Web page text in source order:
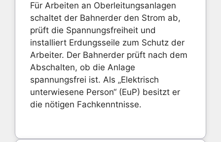
Für Arbeiten an Oberleitungsanlagen
schaltet der Bahnerder den Strom ab,
prüft die Spannungsfreiheit und
installiert Erdungsseile zum Schutz der
Arbeiter. Der Bahnerder prüft nach dem
Abschalten, ob die Anlage
spannungsfrei ist. Als „Elektrisch
unterwiesene Person“ (EuP) besitzt er
die nötigen Fachkenntnisse.